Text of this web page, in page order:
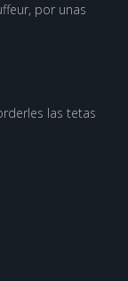
por unas
las tetas